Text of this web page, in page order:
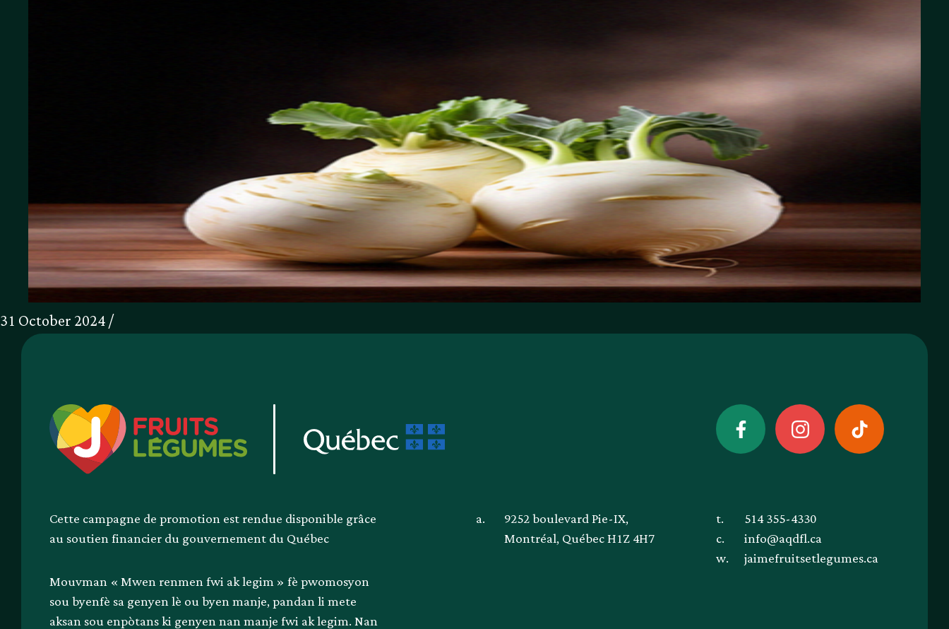
31 October 2024 /
Cette campagne de promotion est rendue disponible grâce
au soutien financier du gouvernement du Québec
Mouvman « Mwen renmen fwi ak legim » fè pwomosyon
sou byenfè sa genyen lè ou byen manje, pandan li mete
aksan sou enpòtans ki genyen nan manje fwi ak legim. Nan
a.
9252 boulevard Pie-IX,
Montréal, Québec H1Z 4H7
t.
514 355-4330
c.
info@aqdfl.ca
w.
jaimefruitsetlegumes.ca